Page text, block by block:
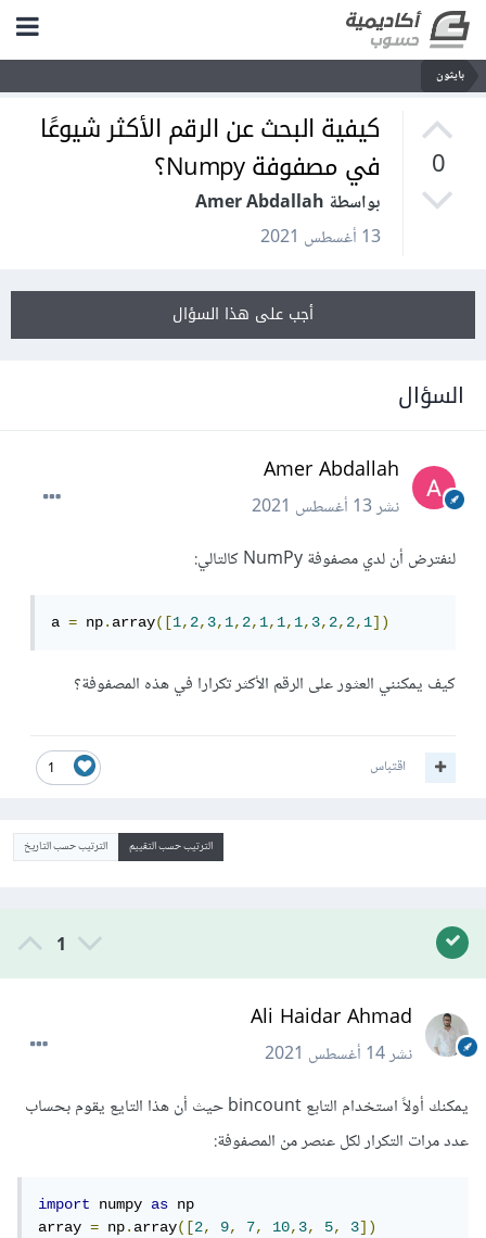
بايثون
0
كيفية البحث عن الرقم الأكثر شيوعًا
في مصفوفة Numpy؟
بواسطة Amer Abdallah
13 أغسطس 2021
أجب على هذا السؤال
السؤال
Amer Abdallah
نشر13 أغسطس 2021
لنفترض أن لدي مصفوفة NumPy كالتالي:
a = np.array([1,2,3,1,2,1,1,1,3,2,2,1])
كيف يمكنني العثور على الرقم الأكثر تكرارا في هذه المصفوفة؟
1 اقتباس
الترتيب حسب التقييم الترتيب حسب التاريخ
1
Ali Haidar Ahmad
نشر14 أغسطس 2021
يمكنك أولاً استخدام التابع bincount حيث أن هذا التايع يقوم بحساب
عدد مرات التكرار لكل عنصر من المصفوفة:
import numpy as np
array = np.array([2, 9, 7, 10,3, 5, 3])